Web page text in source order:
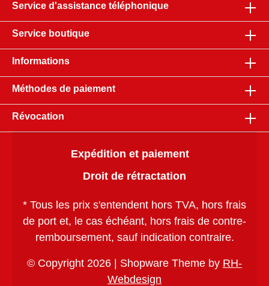
Service d'assistance téléphonique
Service boutique
Informations
Méthodes de paiement
Révocation
Expédition et paiement
Droit de rétractation
* Tous les prix s'entendent hors TVA, hors frais
de port et, le cas échéant, hors frais de contre-
remboursement, sauf indication contraire.
© Copyright 2026 | Shopware Theme by RH-
Webdesign